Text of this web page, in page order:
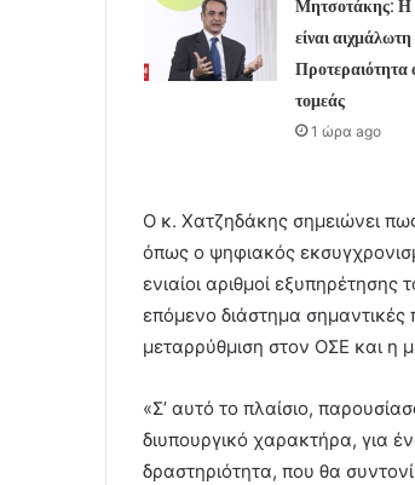
Μητσοτάκης: Η
είναι
Προτεραιότητα
τομεάς
1 ώρα ago
Ο κ. Χατζηδάκης σημειώνει
όπως ο ψηφιακός
ενιαίοι αριθμοί
επόμενο διάστημα
μεταρρύθμιση στον ΟΣΕ και
«Σ’ αυτό το πλαίσιο,
διυπουργικό χαρακτήρα, για
δραστηριότητα, που θα